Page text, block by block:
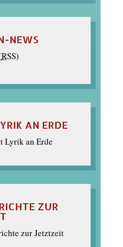
NEWS
RSS)
AN ERDE
ZUR